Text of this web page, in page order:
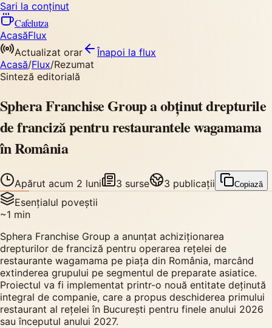
Sari la conținut
Cafelutza
AcasăFlux
Actualizat orar
Înapoi la flux
Acasă/Flux/Rezumat
Sinteză editorială
Sphera Franchise Group a obținut drepturile
de franciză pentru restaurantele wagamama
în România
Apărut acum 2 luni 3 surse 3 publicații Copiază
Esențialul poveștii
~1 min
Sphera Franchise Group a anunțat achiziționarea
drepturilor de franciză pentru operarea rețelei de
restaurante wagamama pe piața din România, marcând
extinderea grupului pe segmentul de preparate asiatice.
Proiectul va fi implementat printr-o nouă entitate deținută
integral de companie, care a propus deschiderea primului
restaurant al rețelei în București pentru finele anului 2026
sau începutul anului 2027.